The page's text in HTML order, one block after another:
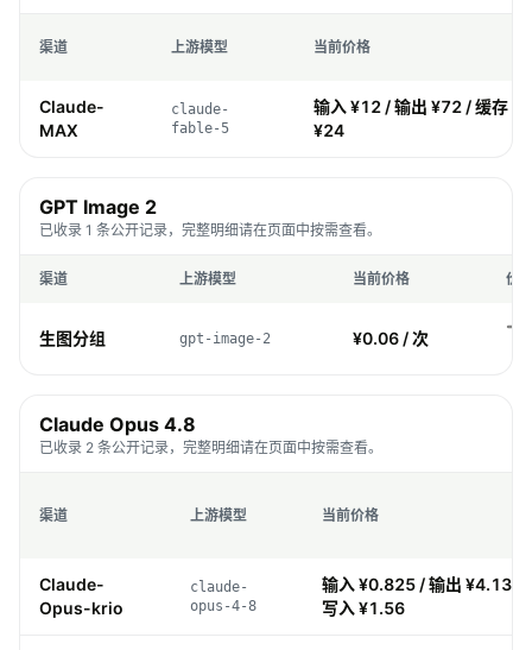
渠道 上游模型 当前价格
Claude-
MAX
claude-
fable-5
输入 ¥12 / 输出 ¥72 / 缓存
¥24
GPT Image 2
已收录 1 条公开记录，完整明细请在页面中按需查看。
渠道 上游模型 当前价格 价
生图分组 gpt-image-2 ¥0.06 / 次
Claude Opus 4.8
已收录 2 条公开记录，完整明细请在页面中按需查看。
渠道 上游模型 当前价格
Claude-
Opus-krio
claude-
opus-4-8
输入 ¥0.825 / 输出 ¥4.13 /
写入 ¥1.56